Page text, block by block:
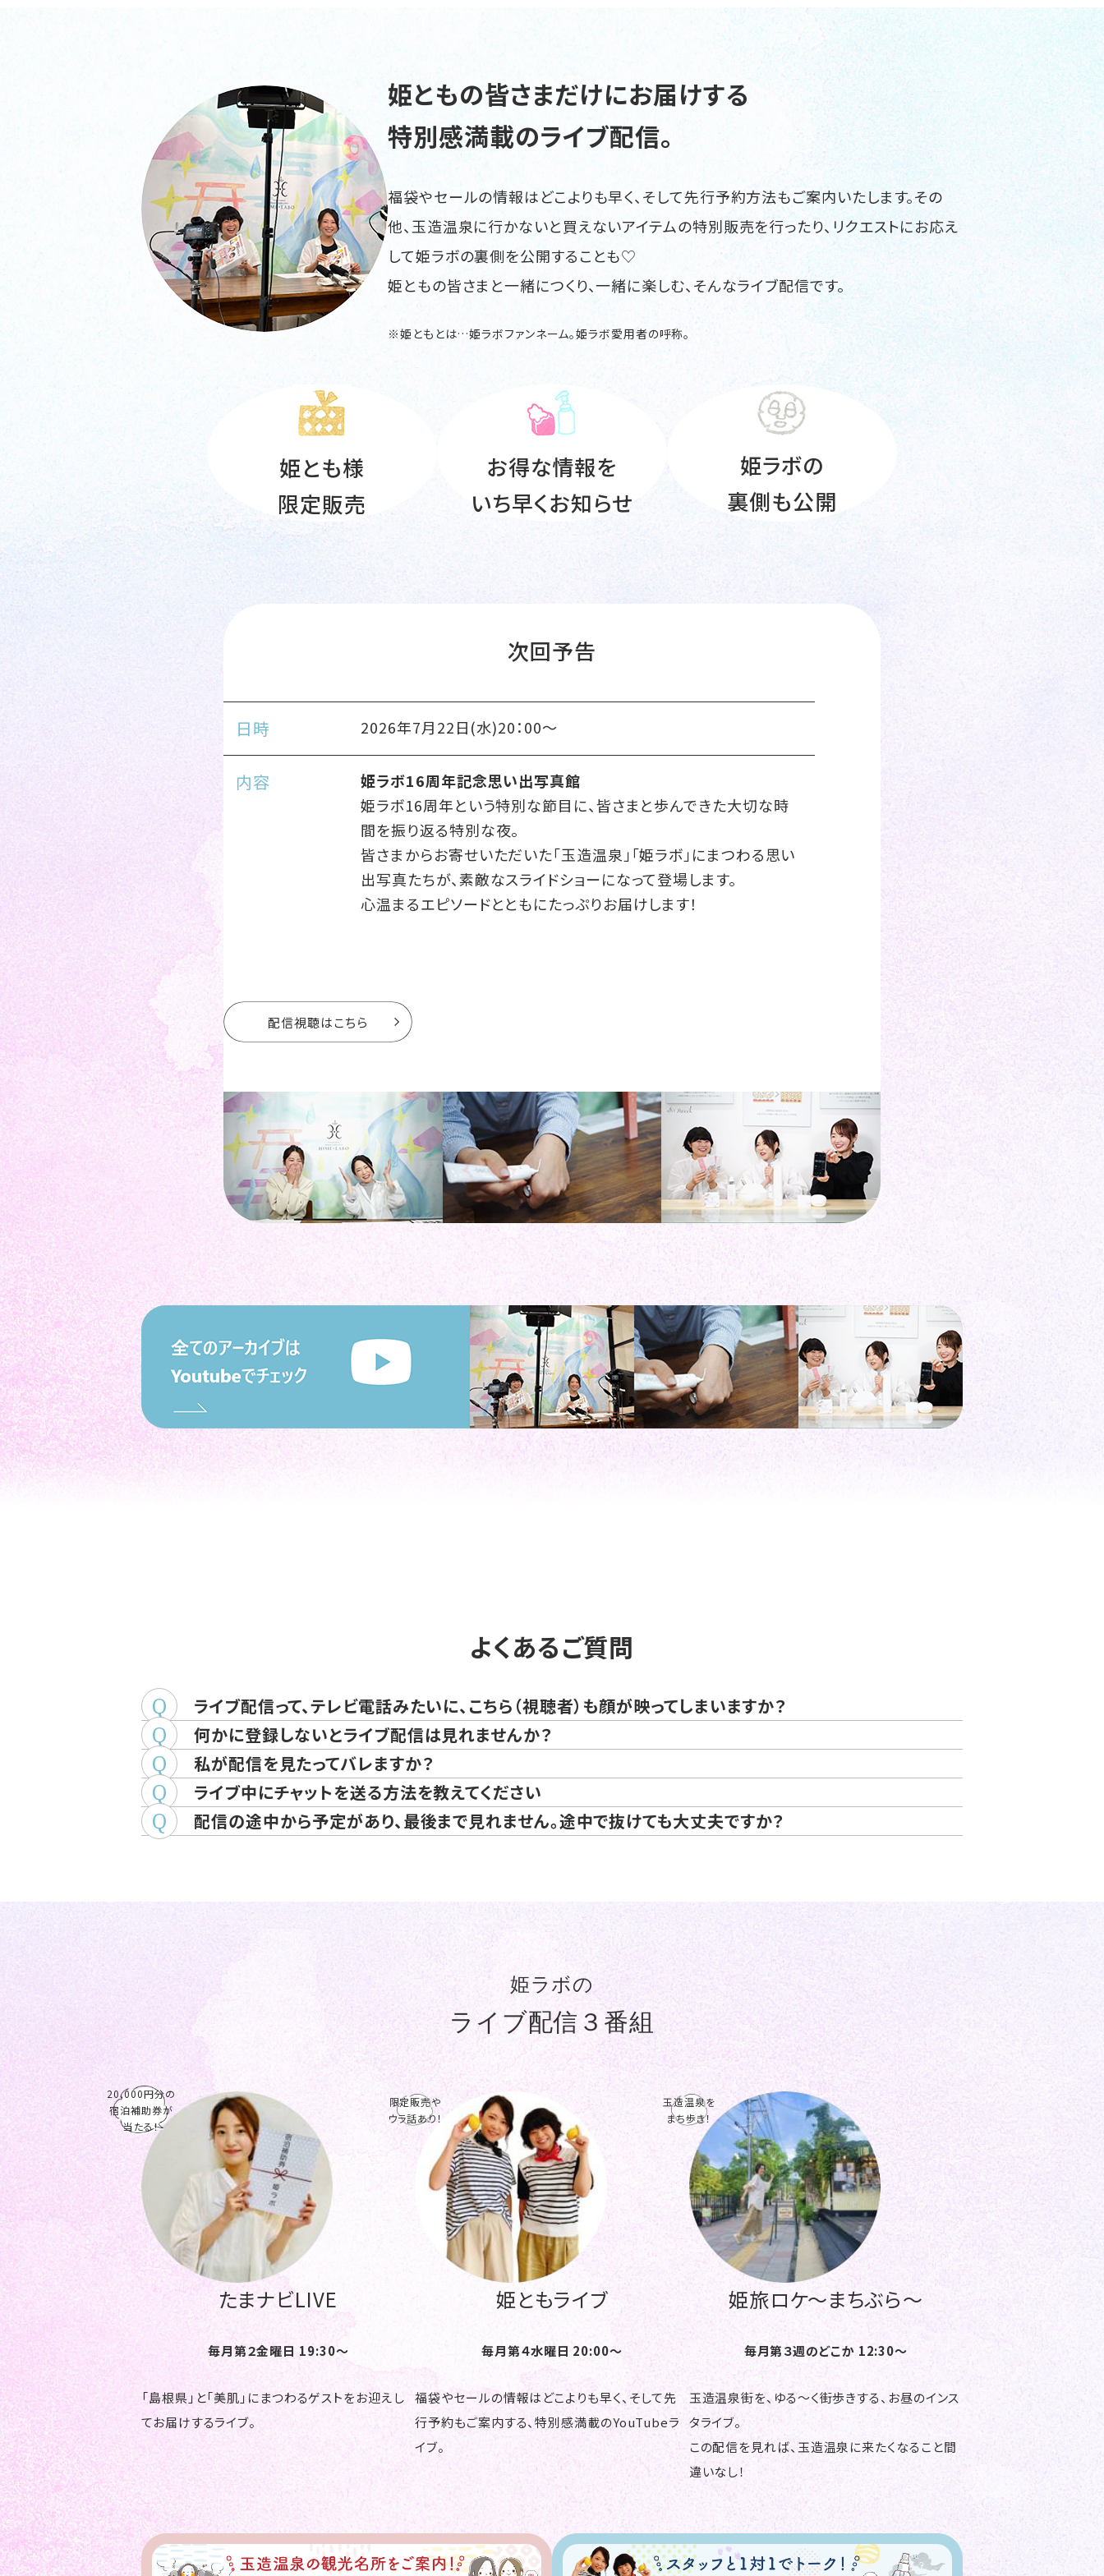
姫ともの皆さまだけにお届けする
特別感満載のライブ配信。
福袋やセールの情報はどこよりも早く、そして先行予約方法もご案内いたします。その
他、玉造温泉に行かないと買えないアイテムの特別販売を行ったり、リクエストにお応え
して姫ラボの裏側を公開することも♡
姫ともの皆さまと一緒につくり、一緒に楽しむ、そんなライブ配信です。
※姫ともとは…姫ラボファンネーム。姫ラボ愛用者の呼称。
姫とも様
限定販売
お得な情報を
いち早くお知らせ
姫ラボの
裏側も公開
次回予告
日時 2026年7月22日(水)20：00～
内容
姫ラボ16周年記念思い出写真館
姫ラボ16周年という特別な節目に、皆さまと歩んできた大切な時
間を振り返る特別な夜。
皆さまからお寄せいただいた「玉造温泉」「姫ラボ」にまつわる思い
出写真たちが、素敵なスライドショーになって登場します。
心温まるエピソードとともにたっぷりお届けします！
配信視聴はこちら
よくあるご質問
ライブ配信って、テレビ電話みたいに、こちら（視聴者）も顔が映ってしまいますか？
何かに登録しないとライブ配信は見れませんか？
私が配信を見たってバレますか？
ライブ中にチャットを送る方法を教えてください
配信の途中から予定があり、最後まで見れません。途中で抜けても大丈夫ですか？
姫ラボの
ライブ配信３番組
20,000円分の
宿泊補助券が
当たる！
たまナビLIVE
毎月第２金曜日 19:30～
「島根県」と「美肌」にまつわるゲストをお迎えし
てお届けするライブ。
限定販売や
ウラ話あり！
姫ともライブ
毎月第４水曜日 20:00～
福袋やセールの情報はどこよりも早く、そして先
行予約もご案内する、特別感満載のYouTubeラ
イブ。
玉造温泉を
まち歩き！
姫旅ロケ～まちぶら～
毎月第３週のどこか 12:30～
玉造温泉街を、ゆる～く街歩きする、お昼のインス
タライブ。
この配信を見れば、玉造温泉に来たくなること間
違いなし！